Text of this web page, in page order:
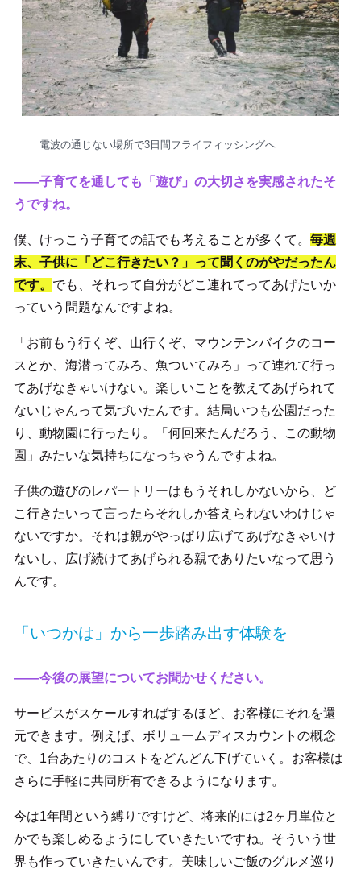
電波の通じない場所で3日間フライフィッシングへ
――子育てを通しても「遊び」の大切さを実感されたそ
うですね。
僕、けっこう子育ての話でも考えることが多くて。 毎週
末、子供に「どこ行きたい？」って聞くのがやだったん
です。 でも、それって自分がどこ連れてってあげたいか
っていう問題なんですよね。
「お前もう行くぞ、山行くぞ、マウンテンバイクのコー
スとか、海潜ってみろ、魚ついてみろ」って連れて行っ
てあげなきゃいけない。楽しいことを教えてあげられて
ないじゃんって気づいたんです。結局いつも公園だった
り、動物園に行ったり。「何回来たんだろう、この動物
園」みたいな気持ちになっちゃうんですよね。
子供の遊びのレパートリーはもうそれしかないから、ど
こ行きたいって言ったらそれしか答えられないわけじゃ
ないですか。それは親がやっぱり広げてあげなきゃいけ
ないし、広げ続けてあげられる親でありたいなって思う
んです。
「いつかは」から一歩踏み出す体験を
――今後の展望についてお聞かせください。
サービスがスケールすればするほど、お客様にそれを還
元できます。例えば、ボリュームディスカウントの概念
で、1台あたりのコストをどんどん下げていく。お客様は
さらに手軽に共同所有できるようになります。
今は1年間という縛りですけど、将来的には2ヶ月単位と
かでも楽しめるようにしていきたいですね。そういう世
界も作っていきたいんです。美味しいご飯のグルメ巡り